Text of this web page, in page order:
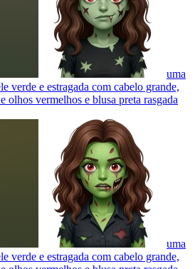
uma
verde e estragada com cabelo grande,
olhos vermelhos e blusa preta rasgada
uma
verde e estragada com cabelo grande,